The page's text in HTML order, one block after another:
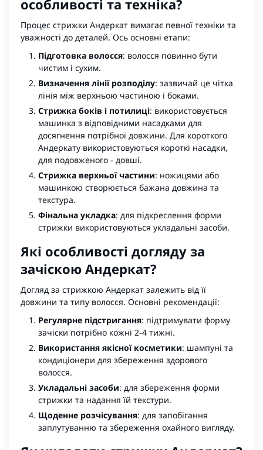
особливості та техніка?
Процес стрижки Андеркат вимагає певної техніки та
уважності до деталей. Ось основні етапи:
Підготовка волосся: волосся повинно бути
чистим і сухим.
Визначення лінії розподілу: зазвичай це чітка
лінія між верхньою частиною і боками.
Стрижка боків і потилиці: використовується
машинка з відповідними насадками для
досягнення потрібної довжини. Для короткого
Андеркату використовуються короткі насадки,
для подовженого - довші.
Стрижка верхньої частини: ножицями або
машинкою створюється бажана довжина та
текстура.
Фінальна укладка: для підкреслення форми
стрижки використовуються укладальні засоби.
Які особливості догляду за
зачіскою Андеркат?
Догляд за стрижкою Андеркат залежить від її
довжини та типу волосся. Основні рекомендації:
Регулярне підстригання: підтримувати форму
зачіски потрібно кожні 2-4 тижні.
Використання якісної косметики: шампуні та
кондиціонери для збереження здорового
волосся.
Укладальні засоби: для збереження форми
стрижки та надання їй текстури.
Щоденне розчісування: для запобігання
заплутуванню та збереження охайного вигляду.